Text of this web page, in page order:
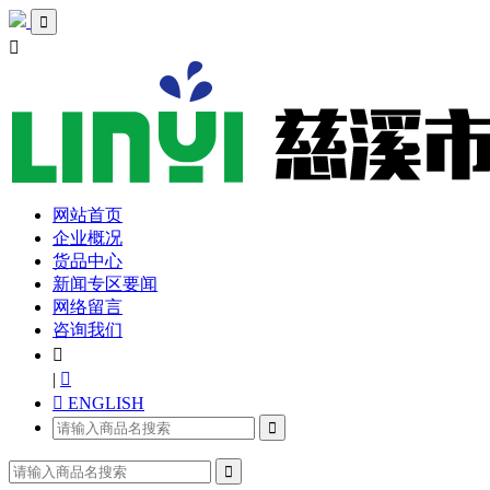


网站首页
企业概况
货品中心
新闻专区要闻
网络留言
咨询我们

| 
 ENGLISH

